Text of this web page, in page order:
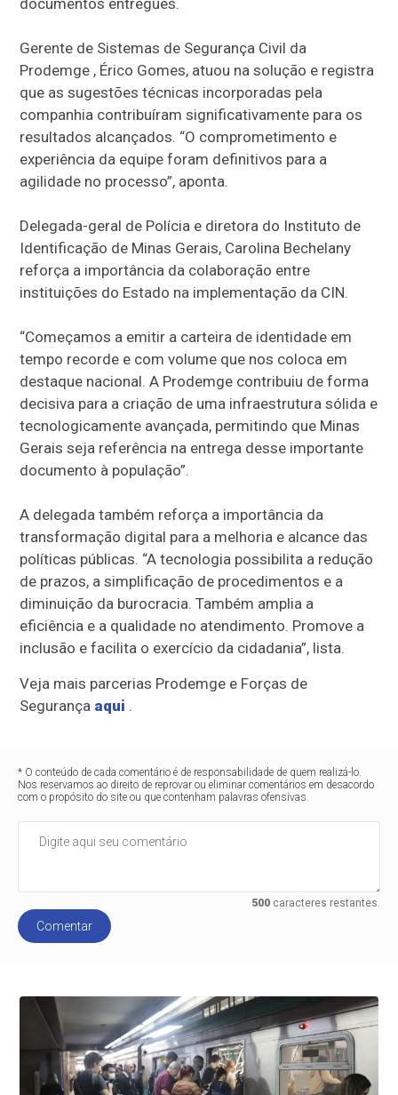
Gerente de Sistemas de Segurança Civil da
Prodemge , Érico Gomes, atuou na solução e registra
que as sugestões técnicas incorporadas pela
companhia contribuíram significativamente para os
resultados alcançados. “O comprometimento e
experiência da equipe foram definitivos para a
agilidade no processo”, aponta.
Delegada-geral de Polícia e diretora do Instituto de
Identificação de Minas Gerais, Carolina Bechelany
reforça a importância da colaboração entre
instituições do Estado na implementação da CIN.
“Começamos a emitir a carteira de identidade em
tempo recorde e com volume que nos coloca em
destaque nacional. A Prodemge contribuiu de forma
decisiva para a criação de uma infraestrutura sólida e
tecnologicamente avançada, permitindo que Minas
Gerais seja referência na entrega desse importante
documento à população”.
A delegada também reforça a importância da
transformação digital para a melhoria e alcance das
políticas públicas. “A tecnologia possibilita a redução
de prazos, a simplificação de procedimentos e a
diminuição da burocracia. Também amplia a
eficiência e a qualidade no atendimento. Promove a
inclusão e facilita o exercício da cidadania”, lista.
Veja mais parcerias Prodemge e Forças de
Segurança aqui .
* O conteúdo de cada comentário é de responsabilidade de quem realizá-lo.
Nos reservamos ao direito de reprovar ou eliminar comentários em desacordo
com o propósito do site ou que contenham palavras ofensivas.
500caracteres restantes.
Comentar